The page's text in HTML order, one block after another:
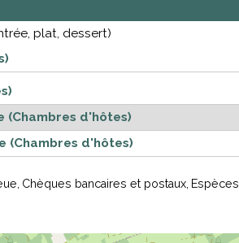
plat, dessert)
(Chambres d'hôtes)
(Chambres d'hôtes)
Chèques bancaires et postaux Espèces